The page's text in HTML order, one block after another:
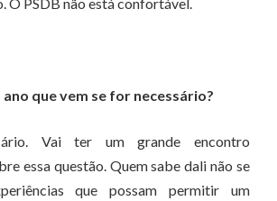
que vem se for necessário?
Vai ter um grande encontro
essa questão. Quem sabe dali não se
que possam permitir um